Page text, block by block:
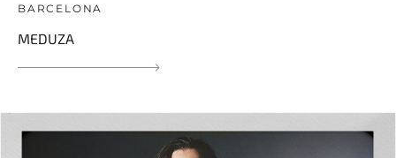
BARCELONA
MEDUZA